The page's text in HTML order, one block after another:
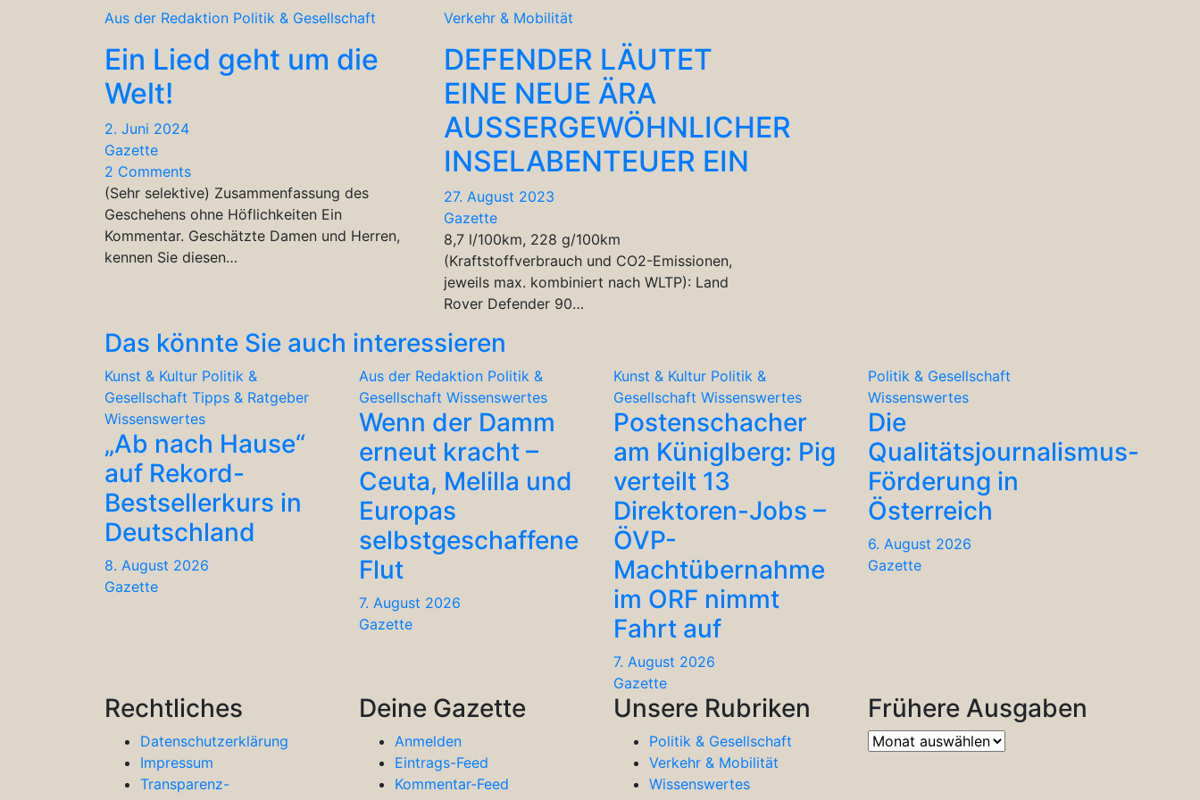
Aus der Redaktion Politik & Gesellschaft
Ein Lied geht um die
Welt!
2. Juni 2024
Gazette
2 Comments
(Sehr selektive) Zusammenfassung des
Geschehens ohne Höflichkeiten Ein
Kommentar. Geschätzte Damen und Herren,
kennen Sie diesen…
Verkehr & Mobilität
DEFENDER LÄUTET
EINE NEUE ÄRA
AUSSERGEWÖHNLICHER
INSELABENTEUER EIN
27. August 2023
Gazette
8,7 l/100km, 228 g/100km
(Kraftstoffverbrauch und CO2-Emissionen,
jeweils max. kombiniert nach WLTP): Land
Rover Defender 90…
Das könnte Sie auch interessieren
Kunst & Kultur Politik &
Gesellschaft Tipps & Ratgeber
Wissenswertes
„Ab nach Hause“
auf Rekord-
Bestsellerkurs in
Deutschland
8. August 2026
Gazette
Aus der Redaktion Politik &
Gesellschaft Wissenswertes
Wenn der Damm
erneut kracht –
Ceuta, Melilla und
Europas
selbstgeschaffene
Flut
7. August 2026
Gazette
Kunst & Kultur Politik &
Gesellschaft Wissenswertes
Postenschacher
am Küniglberg: Pig
verteilt 13
Direktoren-Jobs –
ÖVP-
Machtübernahme
im ORF nimmt
Fahrt auf
7. August 2026
Gazette
Politik & Gesellschaft
Wissenswertes
Die
Qualitätsjournalismus-
Förderung in
Österreich
6. August 2026
Gazette
Rechtliches
Datenschutzerklärung
Impressum
Transparenz-
Deine Gazette
Anmelden
Eintrags-Feed
Kommentar-Feed
Unsere Rubriken
Politik & Gesellschaft
Verkehr & Mobilität
Wissenswertes
Frühere Ausgaben
Frühere